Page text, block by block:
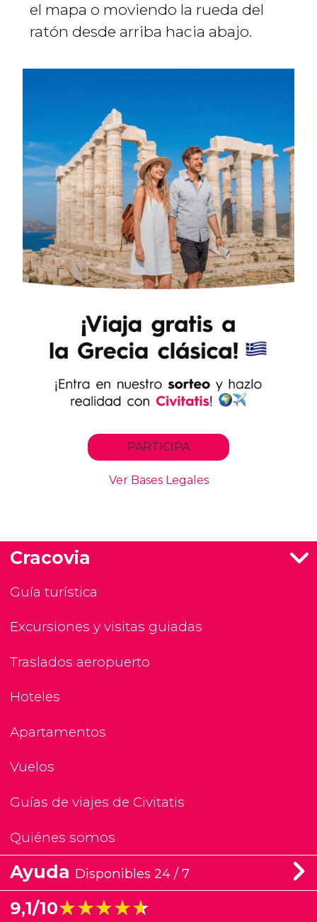
el mapa o moviendo la rueda del
ratón desde arriba hacia abajo.
Cracovia
Guía turística
Excursiones y visitas guiadas
Traslados aeropuerto
Hoteles
Apartamentos
Vuelos
Guías de viajes de Civitatis
Quiénes somos
Ayuda Disponibles 24 / 7
9,1/10★★★★★
★★★★★